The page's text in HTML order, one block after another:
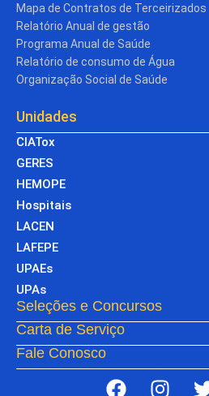
Mapa de Contratos de Terceirizados
Relatório Anual de gestão
Programa Anual de Saúde
Relatório de consumo de Água
Organização Social de Saúde
Unidades
CIATox
GERES
HEMOPE
Hospitais
LACEN
LAFEPE
UPAEs
UPAs
Seleções e Concursos
Carta de Serviço
Fale Conosco